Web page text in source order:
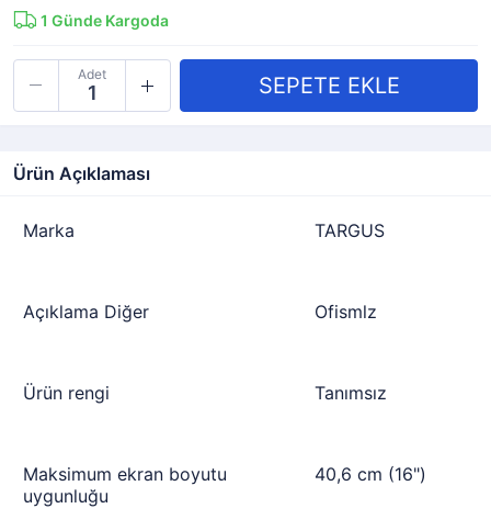
1 Günde Kargoda
Adet
Ürün Açıklaması
Marka TARGUS
Açıklama Diğer Ofismlz
Ürün rengi Tanımsız
Maksimum ekran boyutu
uygunluğu
40,6 cm (16")